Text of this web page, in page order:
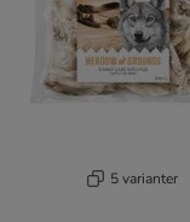
5 varianter